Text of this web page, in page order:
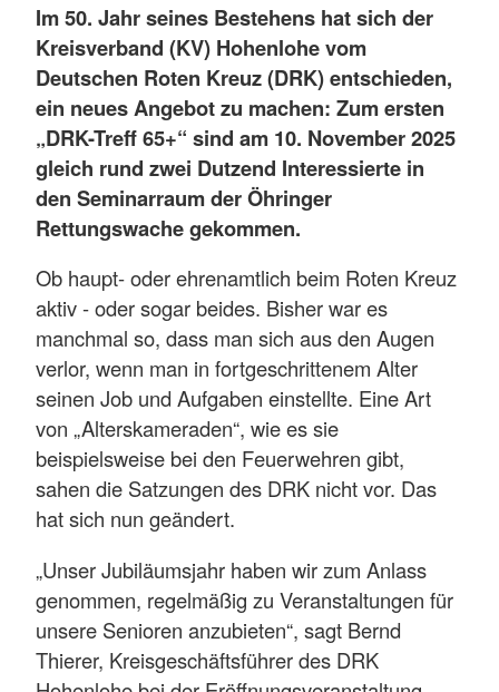
Im 50. Jahr seines Bestehens hat sich der
Kreisverband (KV) Hohenlohe vom
Deutschen Roten Kreuz (DRK) entschieden,
ein neues Angebot zu machen: Zum ersten
„DRK-Treff 65+“ sind am 10. November 2025
gleich rund zwei Dutzend Interessierte in
den Seminarraum der Öhringer
Rettungswache gekommen.
Ob haupt- oder ehrenamtlich beim Roten Kreuz
aktiv - oder sogar beides. Bisher war es
manchmal so, dass man sich aus den Augen
verlor, wenn man in fortgeschrittenem Alter
seinen Job und Aufgaben einstellte. Eine Art
von „Alterskameraden“, wie es sie
beispielsweise bei den Feuerwehren gibt,
sahen die Satzungen des DRK nicht vor. Das
hat sich nun geändert.
„Unser Jubiläumsjahr haben wir zum Anlass
genommen, regelmäßig zu Veranstaltungen für
unsere Senioren anzubieten“, sagt Bernd
Thierer, Kreisgeschäftsführer des DRK